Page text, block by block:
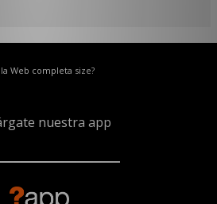
Web completa size?
nuestra app